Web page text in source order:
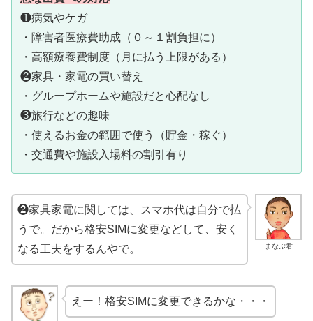
❶病気やケガ
・障害者医療費助成（０～１割負担に）
・高額療養費制度（月に払う上限がある）
❷家具・家電の買い替え
・グループホームや施設だと心配なし
❸旅行などの趣味
・使えるお金の範囲で使う（貯金・稼ぐ）
・交通費や施設入場料の割引有り
まなぶ君
❷家具家電に関しては、スマホ代は自分で払
うで。だから格安SIMに変更などして、安く
なる工夫をするんやで。
えー！格安SIMに変更できるかな・・・